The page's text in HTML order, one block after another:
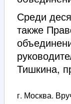
Среди
также
Тишкина,
г. Москва.